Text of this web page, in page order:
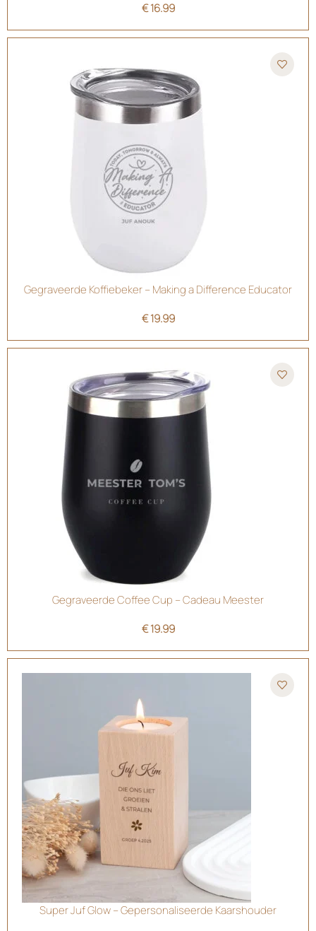
€16.99
Gegraveerde Koffiebeker – Making a Difference Educator
€19.99
Gegraveerde Coffee Cup – Cadeau Meester
€19.99
Super Juf Glow – Gepersonaliseerde Kaarshouder